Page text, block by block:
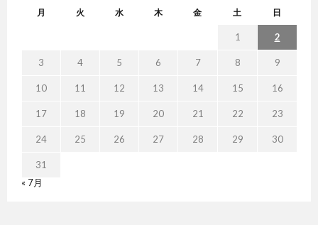
月 火 水 木 金 土 日
1 2
3 4 5 6 7 8 9
10 11 12 13 14 15 16
17 18 19 20 21 22 23
24 25 26 27 28 29 30
31
« 7月